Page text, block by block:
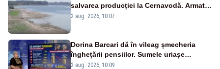
salvarea producției la Cernavodă. Armata
va detona o stâncă și va devia apa
2 aug. 2026, 10:07
Dorina Barcari dă în vileag șmecheria
înghețării pensiilor. Sumele uriașe
pierdute de fiecare român
2 aug. 2026, 10:09